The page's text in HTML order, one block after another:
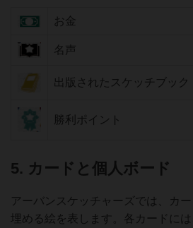
お金
名声
出版されたスケッチブック
勝利ポイント
5. カードと個人ボード
アーバンスケッチャーズでは、カ
埋める絵を表します。各カードには